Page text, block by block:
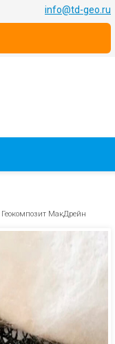
info@td-geo.ru
Геокомпозит МакДрейн